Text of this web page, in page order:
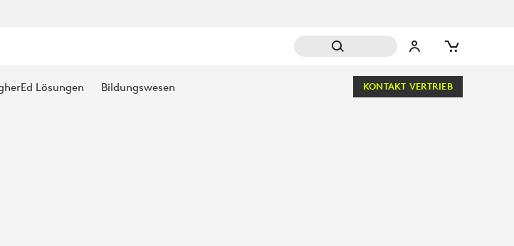
Lösungen Bildungswesen KONTAKT VERTRIEB